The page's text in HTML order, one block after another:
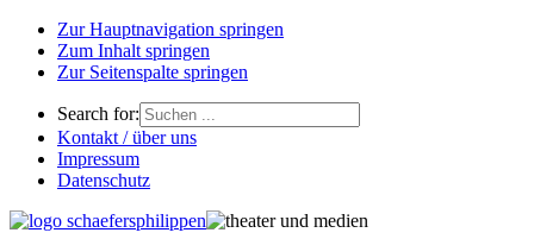
Zur Hauptnavigation springen
Zum Inhalt springen
Zur Seitenspalte springen
Search for:
Kontakt / über uns
Impressum
Datenschutz